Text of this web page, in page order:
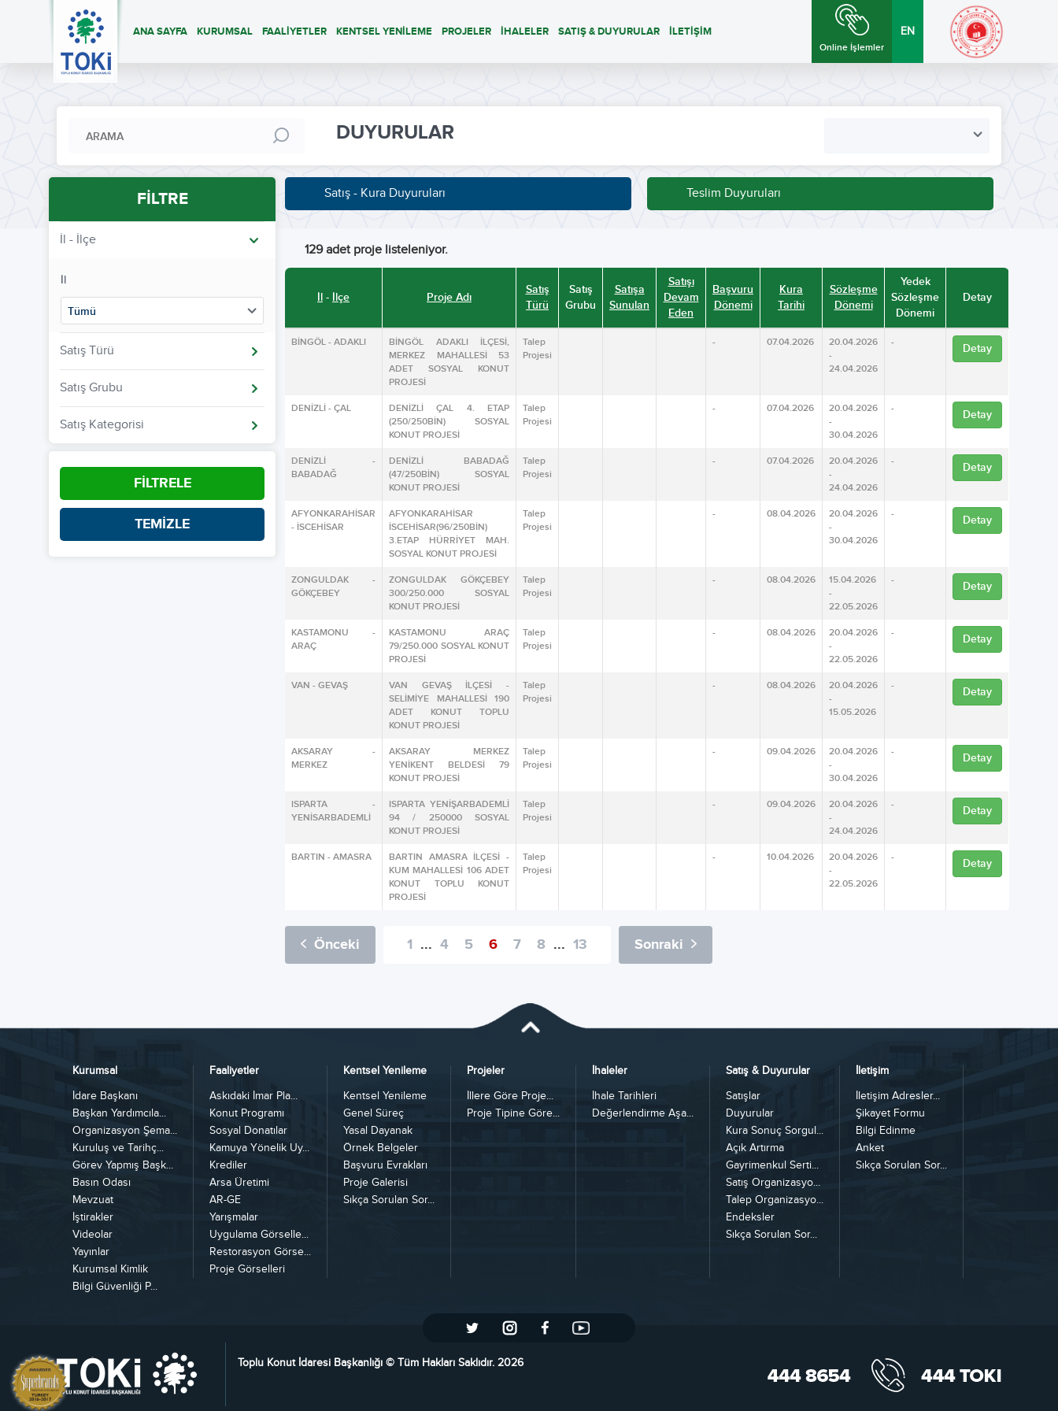
ANA SAYFA KURUMSAL FAALİYETLER KENTSEL YENİLEME PROJELER İHALELER SATIŞ & DUYURULAR İLETİŞİM
Online İşlemler
EN
DUYURULAR
FİLTRE
İl - İlçe
İl
Tümü
Satış Türü
Satış Grubu
Satış Kategorisi
FİLTRELE
TEMİZLE
Satış - Kura Duyuruları Teslim Duyuruları
129 adet proje listeleniyor.
İl - İlçe Proje Adı
Satış
Türü
Satış
Grubu
Satışa
Sunulan
Satışı
Devam
Eden
Başvuru
Dönemi
Kura
Tarihi
Sözleşme
Dönemi
Yedek
Sözleşme
Dönemi
Detay
BİNGÖL - ADAKLI
BİNGÖL ADAKLI İLÇESİ,
MERKEZ MAHALLESİ 53
ADET SOSYAL KONUT
PROJESİ
Talep
Projesi
- 07.04.2026
20.04.2026
-
24.04.2026
- Detay
DENİZLİ - ÇAL
DENİZLİ ÇAL 4. ETAP
(250/250BİN) SOSYAL
KONUT PROJESİ
Talep
Projesi
- 07.04.2026
20.04.2026
-
30.04.2026
- Detay
DENİZLİ -
BABADAĞ
DENİZLİ BABADAĞ
(47/250BİN) SOSYAL
KONUT PROJESİ
Talep
Projesi
- 07.04.2026
20.04.2026
-
24.04.2026
- Detay
AFYONKARAHİSAR
- İSCEHİSAR
AFYONKARAHİSAR
İSCEHİSAR(96/250BİN)
3.ETAP HÜRRİYET MAH.
SOSYAL KONUT PROJESİ
Talep
Projesi
- 08.04.2026
20.04.2026
-
30.04.2026
- Detay
ZONGULDAK -
GÖKÇEBEY
ZONGULDAK GÖKÇEBEY
300/250.000 SOSYAL
KONUT PROJESİ
Talep
Projesi
- 08.04.2026
15.04.2026
-
22.05.2026
- Detay
KASTAMONU -
ARAÇ
KASTAMONU ARAÇ
79/250.000 SOSYAL KONUT
PROJESİ
Talep
Projesi
- 08.04.2026
20.04.2026
-
22.05.2026
- Detay
VAN - GEVAŞ
VAN GEVAŞ İLÇESİ -
SELİMİYE MAHALLESİ 190
ADET KONUT TOPLU
KONUT PROJESİ
Talep
Projesi
- 08.04.2026
20.04.2026
-
15.05.2026
- Detay
AKSARAY -
MERKEZ
AKSARAY MERKEZ
YENİKENT BELDESİ 79
KONUT PROJESİ
Talep
Projesi
- 09.04.2026
20.04.2026
-
30.04.2026
- Detay
ISPARTA -
YENİSARBADEMLİ
ISPARTA YENİŞARBADEMLİ
94 / 250000 SOSYAL
KONUT PROJESİ
Talep
Projesi
- 09.04.2026
20.04.2026
-
24.04.2026
- Detay
BARTIN - AMASRA
BARTIN AMASRA İLÇESİ -
KUM MAHALLESİ 106 ADET
KONUT TOPLU KONUT
PROJESİ
Talep
Projesi
- 10.04.2026
20.04.2026
-
22.05.2026
- Detay
Önceki 1 ... 4 5 6 7 8 ... 13 Sonraki
Kurumsal
İdare Başkanı
Başkan Yardımcıla...
Organizasyon Şema...
Kuruluş ve Tarihç...
Görev Yapmış Başk...
Basın Odası
Mevzuat
İştirakler
Videolar
Yayınlar
Kurumsal Kimlik
Bilgi Güvenliği P...
Faaliyetler
Askıdaki İmar Pla...
Konut Programı
Sosyal Donatılar
Kamuya Yönelik Uy...
Krediler
Arsa Üretimi
AR-GE
Yarışmalar
Uygulama Görselle...
Restorasyon Görse...
Proje Görselleri
Kentsel Yenileme
Kentsel Yenileme
Genel Süreç
Yasal Dayanak
Örnek Belgeler
Başvuru Evrakları
Proje Galerisi
Sıkça Sorulan Sor...
Projeler
İllere Göre Proje...
Proje Tipine Göre...
İhaleler
İhale Tarihleri
Değerlendirme Aşa...
Satış & Duyurular
Satışlar
Duyurular
Kura Sonuç Sorgul...
Açık Artırma
Gayrimenkul Serti...
Satış Organizasyo...
Talep Organizasyo...
Endeksler
Sıkça Sorulan Sor...
İletişim
İletişim Adresler...
Şikayet Formu
Bilgi Edinme
Anket
Sıkça Sorulan Sor...
Toplu Konut İdaresi Başkanlığı © Tüm Hakları Saklıdır. 2026